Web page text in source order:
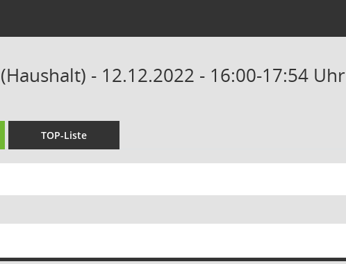
- 12.12.2022 - 16:00-17:54 Uhr
TOP-Liste